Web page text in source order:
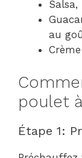
au
poulet
Étape 1: